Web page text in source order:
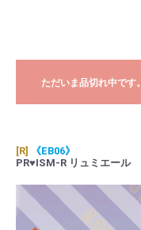
ただいま品切れ中です。
[R]
《EB06》
PR♥ISM-R リュミエール